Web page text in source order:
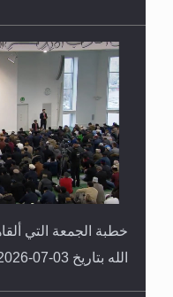
خطبة الجمعة التي
الله بتاريخ 03-07-2026